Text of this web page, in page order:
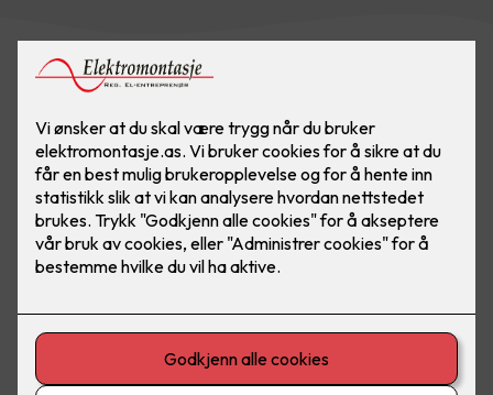
Bærekraftig og reduserte kostnader